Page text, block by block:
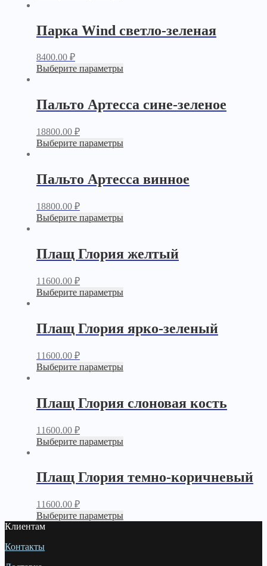
Парка Wind светло-зеленая
8400.00 ₽
Выберите параметры
Пальто Артесса сине-зеленое
18800.00 ₽
Выберите параметры
Пальто Артесса винное
18800.00 ₽
Выберите параметры
Плащ Глория желтый
11600.00 ₽
Выберите параметры
Плащ Глория ярко-зеленый
11600.00 ₽
Выберите параметры
Плащ Глория слоновая кость
11600.00 ₽
Выберите параметры
Плащ Глория темно-коричневый
11600.00 ₽
Выберите параметры
Клиентам
Контакты